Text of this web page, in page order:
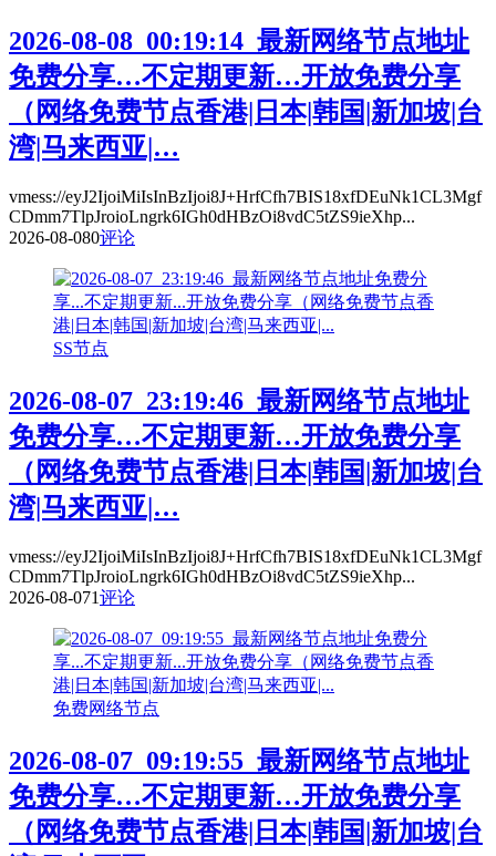
2026-08-08_00:19:14_最新网络节点地址
免费分享…不定期更新…开放免费分享
（网络免费节点香港|日本|韩国|新加坡|台
湾|马来西亚|…
vmess://eyJ2IjoiMiIsInBzIjoi8J+HrfCfh7BIS18xfDEuNk1CL3Mgf
CDmm7TlpJroioLngrk6IGh0dHBzOi8vdC5tZS9ieXhp...
2026-08-080评论
SS节点
2026-08-07_23:19:46_最新网络节点地址
免费分享…不定期更新…开放免费分享
（网络免费节点香港|日本|韩国|新加坡|台
湾|马来西亚|…
vmess://eyJ2IjoiMiIsInBzIjoi8J+HrfCfh7BIS18xfDEuNk1CL3Mgf
CDmm7TlpJroioLngrk6IGh0dHBzOi8vdC5tZS9ieXhp...
2026-08-071评论
免费网络节点
2026-08-07_09:19:55_最新网络节点地址
免费分享…不定期更新…开放免费分享
（网络免费节点香港|日本|韩国|新加坡|台